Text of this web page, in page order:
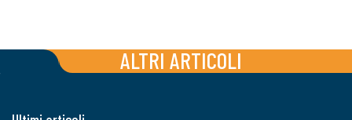
ALTRI ARTICOLI